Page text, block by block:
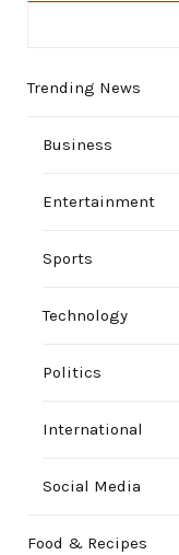
Trending News
Business
Entertainment
Sports
Technology
Politics
International
Social Media
Food & Recipes